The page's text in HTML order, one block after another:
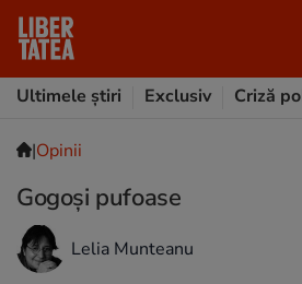
Ultimele știri
Exclusiv Criză
|Opinii
Gogoşi pufoase
Lelia Munteanu